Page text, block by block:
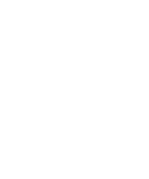
específico
para la
para la